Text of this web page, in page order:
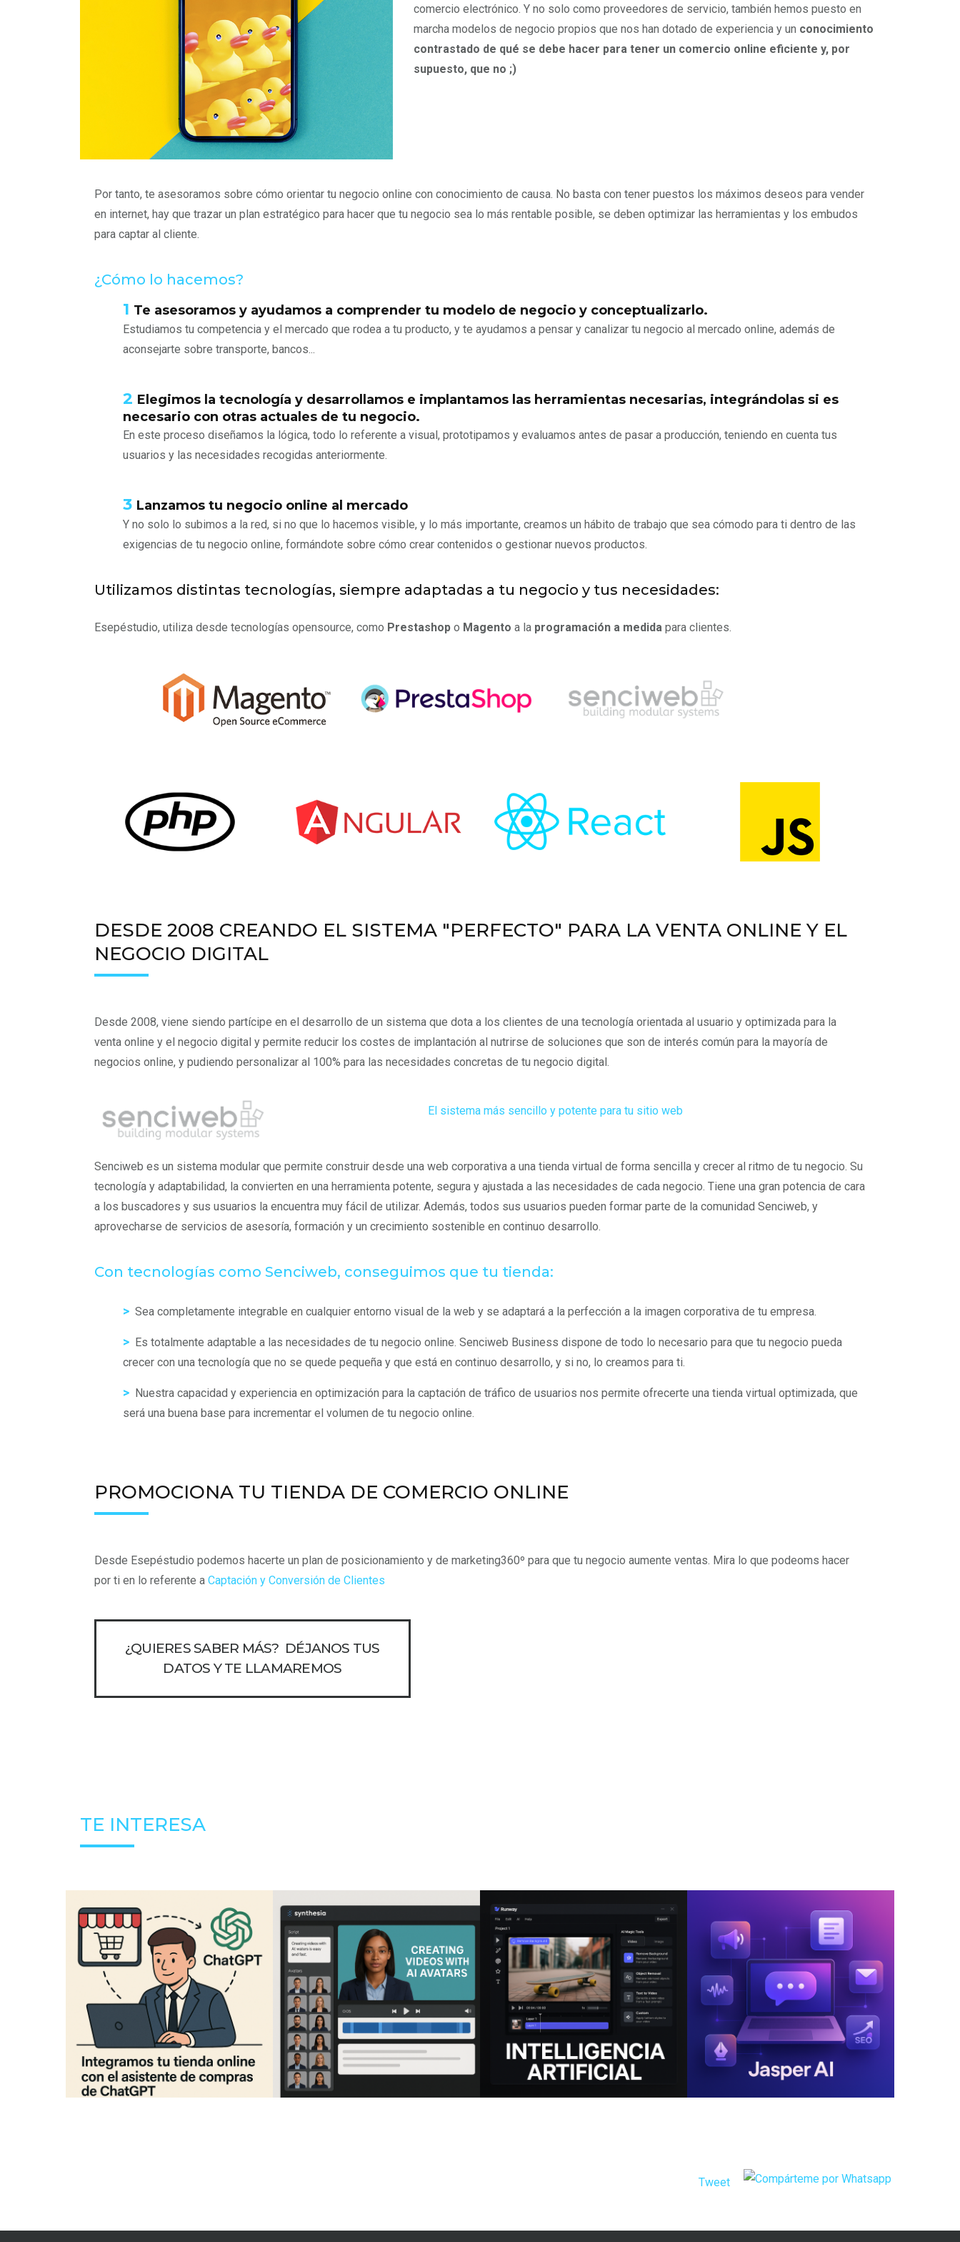
comercio electrónico. Y no solo como proveedores de servicio, también hemos puesto en
marcha modelos de negocio propios que nos han dotado de experiencia y un conocimiento
contrastado de qué se debe hacer para tener un comercio online eficiente y, por
supuesto, que no ;)
Por tanto, te asesoramos sobre cómo orientar tu negocio online con conocimiento de causa. No basta con tener puestos los máximos deseos para vender
en internet, hay que trazar un plan estratégico para hacer que tu negocio sea lo más rentable posible, se deben optimizar las herramientas y los embudos
para captar al cliente.
¿Cómo lo hacemos?
1 Te asesoramos y ayudamos a comprender tu modelo de negocio y conceptualizarlo.
Estudiamos tu competencia y el mercado que rodea a tu producto, y te ayudamos a pensar y canalizar tu negocio al mercado online, además de
aconsejarte sobre transporte, bancos...
2 Elegimos la tecnología y desarrollamos e implantamos las herramientas necesarias, integrándolas si es
necesario con otras actuales de tu negocio.
En este proceso diseñamos la lógica, todo lo referente a visual, prototipamos y evaluamos antes de pasar a producción, teniendo en cuenta tus
usuarios y las necesidades recogidas anteriormente.
3 Lanzamos tu negocio online al mercado
Y no solo lo subimos a la red, si no que lo hacemos visible, y lo más importante, creamos un hábito de trabajo que sea cómodo para ti dentro de las
exigencias de tu negocio online, formándote sobre cómo crear contenidos o gestionar nuevos productos.
Utilizamos distintas tecnologías, siempre adaptadas a tu negocio y tus necesidades:
Esepéstudio, utiliza desde tecnologías opensource, como Prestashop o Magento a la programación a medida para clientes.
DESDE 2008 CREANDO EL SISTEMA "PERFECTO" PARA LA VENTA ONLINE Y EL
NEGOCIO DIGITAL
Desde 2008, viene siendo partícipe en el desarrollo de un sistema que dota a los clientes de una tecnología orientada al usuario y optimizada para la
venta online y el negocio digital y permite reducir los costes de implantación al nutrirse de soluciones que son de interés común para la mayoría de
negocios online, y pudiendo personalizar al 100% para las necesidades concretas de tu negocio digital.
El sistema más sencillo y potente para tu sitio web
Senciweb es un sistema modular que permite construir desde una web corporativa a una tienda virtual de forma sencilla y crecer al ritmo de tu negocio. Su
tecnología y adaptabilidad, la convierten en una herramienta potente, segura y ajustada a las necesidades de cada negocio. Tiene una gran potencia de cara
a los buscadores y sus usuarios la encuentra muy fácil de utilizar. Además, todos sus usuarios pueden formar parte de la comunidad Senciweb, y
aprovecharse de servicios de asesoría, formación y un crecimiento sostenible en continuo desarrollo.
Con tecnologías como Senciweb, conseguimos que tu tienda:
> Sea completamente integrable en cualquier entorno visual de la web y se adaptará a la perfección a la imagen corporativa de tu empresa.
> Es totalmente adaptable a las necesidades de tu negocio online. Senciweb Business dispone de todo lo necesario para que tu negocio pueda
crecer con una tecnología que no se quede pequeña y que está en continuo desarrollo, y si no, lo creamos para ti.
> Nuestra capacidad y experiencia en optimización para la captación de tráfico de usuarios nos permite ofrecerte una tienda virtual optimizada, que
será una buena base para incrementar el volumen de tu negocio online.
PROMOCIONA TU TIENDA DE COMERCIO ONLINE
Desde Esepéstudio podemos hacerte un plan de posicionamiento y de marketing360º para que tu negocio aumente ventas. Mira lo que podeoms hacer
por ti en lo referente a Captación y Conversión de Clientes
¿QUIERES SABER MÁS? DÉJANOS TUS
DATOS Y TE LLAMAREMOS
TE INTERESA
Tweet